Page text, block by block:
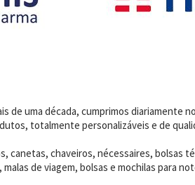
de uma década, cumprimos diariamente
totalmente personalizáveis e de
canetas, chaveiros, nécessaires, bolsas
de viagem, bolsas e mochilas para